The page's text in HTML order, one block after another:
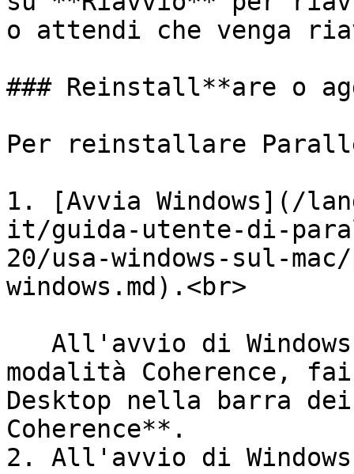
o attendi che venga
### Reinstall**are o
Per reinstallare
1. [Avvia Windows](/
it/guida-utente-di-
20/usa-windows-sul-
windows.md).<br>
modalità Coherence,
Desktop nella barra
Coherence**.
2. All'avvio di